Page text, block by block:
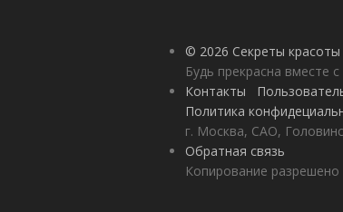
© 2026 Секреты красоты
Будь прекрасна вместе
Контакты
Политика
г. Москва, САО,
Обратная связь
Копирование разрешено